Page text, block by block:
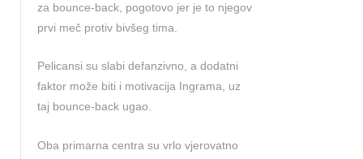
za bounce-back, pogotovo jer je to njegov
prvi meč protiv bivšeg tima.
Pelicansi su slabi defanzivno, a dodatni
faktor može biti i motivacija Ingrama, uz
taj bounce-back ugao.
Oba primarna centra su vrlo vjerovatno